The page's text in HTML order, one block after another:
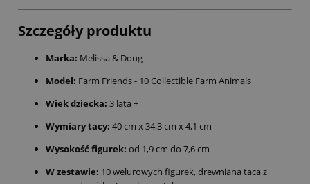
Szczegóły produktu
Marka: Melissa & Doug
Model: Farm Friends - 10 Collectible Farm Animals
Wiek dziecka: 3 lata +
Wymiary tacy: 40 cm x 34,3 cm x 4,1 cm
Wysokość figurek: od 1,9 cm do 7,6 cm
W zestawie: 10 welurowych figurek, drewniana taca z